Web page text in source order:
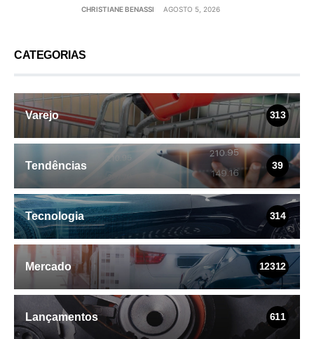
CHRISTIANE BENASSI AGOSTO 5, 2026
CATEGORIAS
Varejo 313
Tendências 39
Tecnologia 314
Mercado 12312
Lançamentos 611